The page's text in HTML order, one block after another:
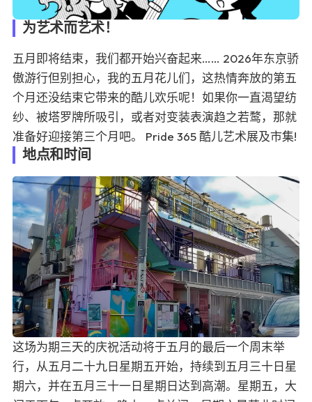
为艺术而艺术！
五月即将结束，我们都开始兴奋起来…… 2026年东京骄
傲游行但别担心，我的五月花儿们，这热情奔放的第五
个月还没结束它带来的酷儿欢乐呢！如果你一直渴望纺
纱、被塔罗牌所吸引，或者对变装表演趋之若鹜，那就
准备好迎接第三个月吧。 Pride 365 酷儿艺术展及市集!
地点和时间
这场为期三天的庆祝活动将于五月的最后一个周末举
行，从五月二十九日星期五开始，持续到五月三十日星
期六，并在五月三十一日星期日达到高潮。星期五，大